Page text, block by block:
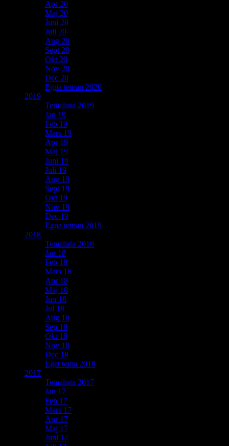
Apr 20
Maj 20
Juni 20
Juli 20
Aug 20
Sept 20
Okt 20
Nov 20
Dec 20
Egna teman 2020
2019
Temalista 2019
Jan 19
Feb 19
Mars 19
Apr 19
Maj 19
Juni 19
Juli 19
Aug 19
Sept 19
Okt 19
Nov 19
Dec 19
Egna teman 2019
2018
Temalista 2018
Jan 18
Feb 18
Mars 18
Apr 18
Maj 18
Jun 18
Jul 18
Aug 18
Sep 18
Okt 18
Nov 18
Dec 18
Eget tema 2018
2017
Temalista 2017
Jan 17
Feb 17
Mars 17
Apr 17
Maj 17
Juni 17